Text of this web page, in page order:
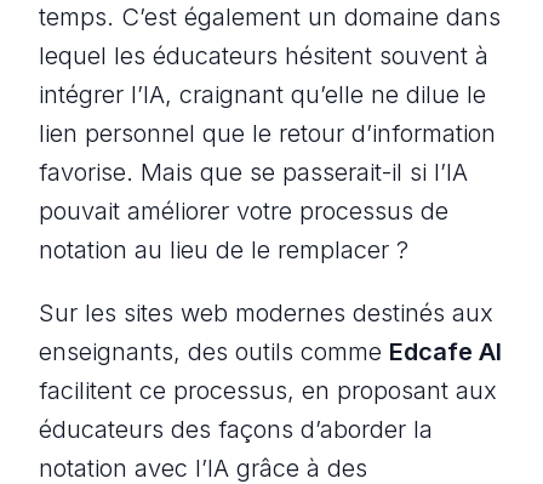
temps. C’est également un domaine dans
lequel les éducateurs hésitent souvent à
intégrer l’IA, craignant qu’elle ne dilue le
lien personnel que le retour d’information
favorise. Mais que se passerait-il si l’IA
pouvait améliorer votre processus de
notation au lieu de le remplacer ?
Sur les sites web modernes destinés aux
enseignants, des outils comme Edcafe AI
facilitent ce processus, en proposant aux
éducateurs des façons d’aborder la
notation avec l’IA grâce à des